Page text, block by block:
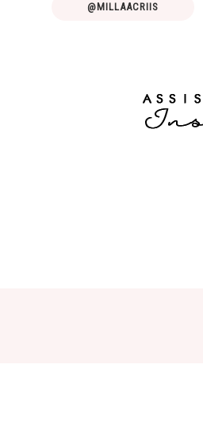
@MILLAACRIIS